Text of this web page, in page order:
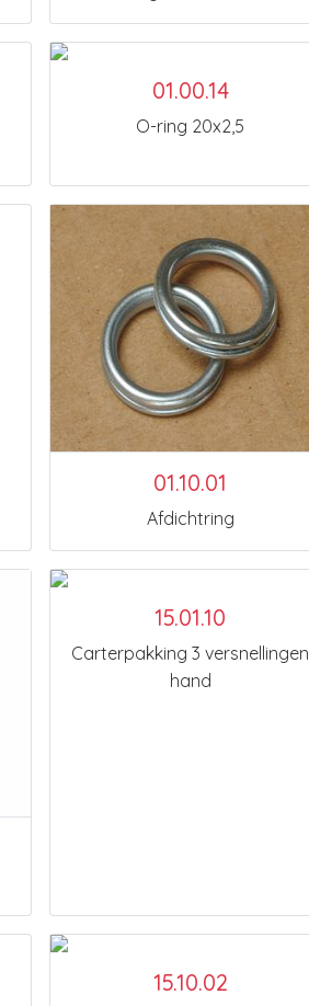
01.00.14
O-ring 20x2,5
01.10.01
Afdichtring
15.01.10
Carterpakking 3 versnellingen
hand
15.10.02